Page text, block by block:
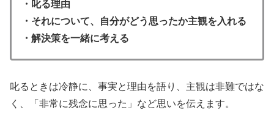
・叱る理由
・それについて、自分がどう思ったか主観を入れる
・解決策を一緒に考える
叱るときは冷静に、事実と理由を語り、主観は非難ではな
く、「非常に残念に思った」など思いを伝えます。